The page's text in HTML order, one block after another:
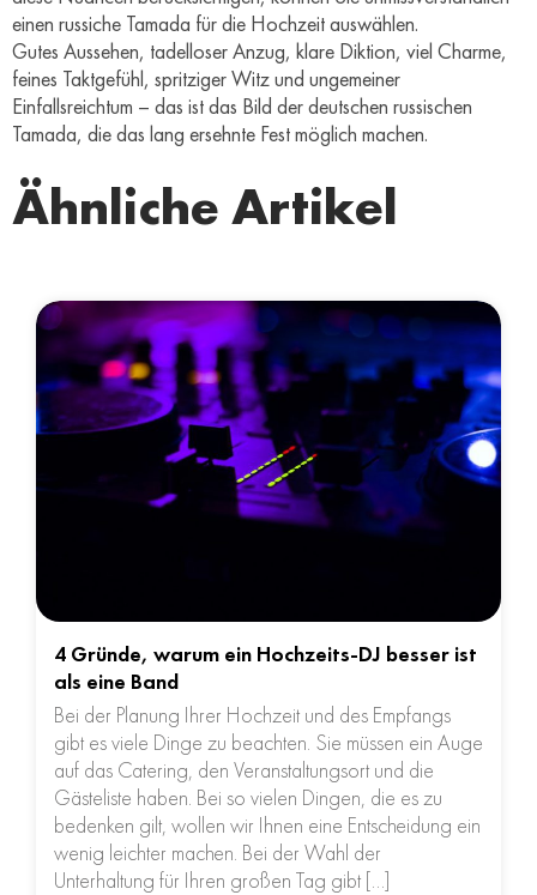
einen russiche Tamada für die Hochzeit auswählen.
Gutes Aussehen, tadelloser Anzug, klare Diktion, viel Charme,
feines Taktgefühl, spritziger Witz und ungemeiner
Einfallsreichtum – das ist das Bild der deutschen russischen
Tamada, die das lang ersehnte Fest möglich machen.
Ähnliche Artikel
4 Gründe, warum ein Hochzeits-DJ besser ist
als eine Band
Bei der Planung Ihrer Hochzeit und des Empfangs
gibt es viele Dinge zu beachten. Sie müssen ein Auge
auf das Catering, den Veranstaltungsort und die
Gästeliste haben. Bei so vielen Dingen, die es zu
bedenken gilt, wollen wir Ihnen eine Entscheidung ein
wenig leichter machen. Bei der Wahl der
Unterhaltung für Ihren großen Tag gibt […]